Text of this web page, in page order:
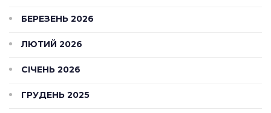
БЕРЕЗЕНЬ 2026
ЛЮТИЙ 2026
СІЧЕНЬ 2026
ГРУДЕНЬ 2025